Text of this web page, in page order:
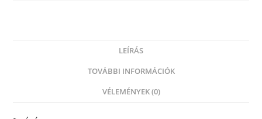
LEÍRÁS
TOVÁBBI INFORMÁCIÓK
VÉLEMÉNYEK (0)